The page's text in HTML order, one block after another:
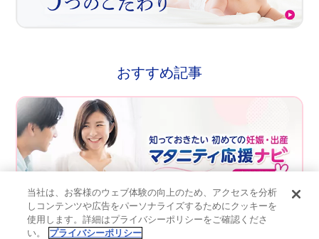
おすすめ記事
当社は、お客様のウェブ体験の向上のため、アクセスを分析
しコンテンツや広告をパーソナライズするためにクッキーを
使用します。詳細はプライバシーポリシーをご確認くださ
い。
プライバシーポリシー